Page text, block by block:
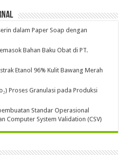
dalam Paper Soap dengan
Bahan Baku Obat di PT.
Etanol 96% Kulit Bawang Merah
Proses Granulasi pada Produksi
Standar Operasional
Computer System Validation (CSV)